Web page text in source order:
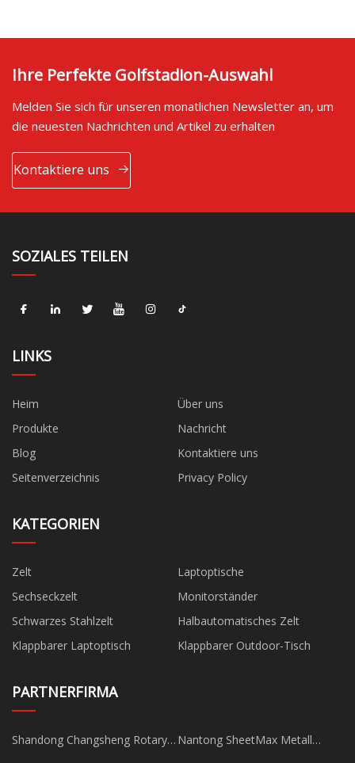
Ihre Perfekte Golfstadion-Auswahl
Melden Sie sich für unseren monatlichen Newsletter an, um
die neuesten Nachrichten und Artikel zu erhalten
Kontaktiere uns
SOZIALES TEILEN
LINKS
Heim
Über uns
Produkte
Nachricht
Blog
Kontaktiere uns
Seitenverzeichnis
Privacy Policy
KATEGORIEN
Zelt
Laptoptische
Sechseckzelt
Monitorständer
Schwarzes Stahlzelt
Halbautomatisches Zelt
Klappbarer Laptoptisch
Klappbarer Outdoor-Tisch
PARTNERFIRMA
Shandong Changsheng Rotary
Nantong SheetMax Metall